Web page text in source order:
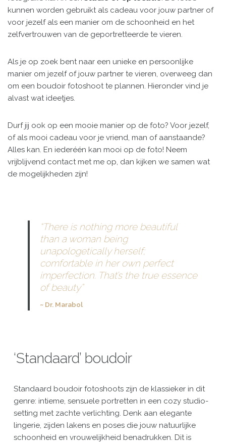
kunnen worden gebruikt als cadeau voor jouw partner of
voor jezelf als een manier om de schoonheid en het
zelfvertrouwen van de geportretteerde te vieren.
Als je op zoek bent naar een unieke en persoonlijke
manier om jezelf of jouw partner te vieren, overweeg dan
om een ​​boudoir fotoshoot te plannen. Hieronder vind je
alvast wat ideetjes.
Durf jij ook op een mooie manier op de foto? Voor jezelf,
of als mooi cadeau voor je vriend, man of aanstaande?
Alles kan. En iederéén kan mooi op de foto! Neem
vrijblijvend contact met me op, dan kijken we samen wat
de mogelijkheden zijn!
“There is nothing more beautiful
than a woman being
unapologetically herself;
comfortable in her own perfect
imperfection. That’s the true essence
of beauty”
~ Dr. Marabol
‘Standaard’ boudoir
Standaard boudoir fotoshoots zijn de klassieker in dit
genre: intieme, sensuele portretten in een cozy studio-
setting met zachte verlichting. Denk aan elegante
lingerie, zijden lakens en poses die jouw natuurlijke
schoonheid en vrouwelijkheid benadrukken. Dit is